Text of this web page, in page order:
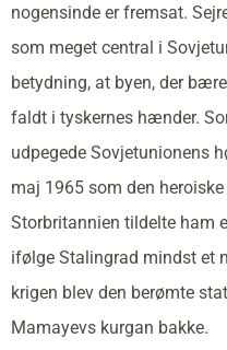
nogensinde er fremsat.
som meget central i
betydning, at byen, der
faldt i tyskernes hænder.
udpegede Sovjetunionens
maj 1965 som den
Storbritannien tildelte ham
ifølge Stalingrad mindst et
krigen blev den berømte
Mamayevs kurgan bakke.